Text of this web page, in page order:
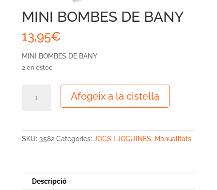
MINI BOMBES DE BANY
13,95€
MINI BOMBES DE BANY
2 en estoc
DE
Afegeix a la cistella
SKU: 3582 Categories: JOCS I JOGUINES, Manualitats
Descripció